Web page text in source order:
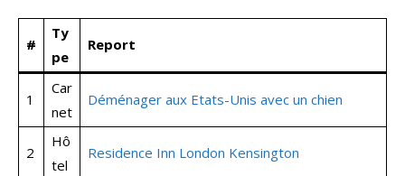
#
Ty
pe
Report
1
Car
net
Déménager aux Etats-Unis avec un chien
2
Hô
tel
Residence Inn London Kensington